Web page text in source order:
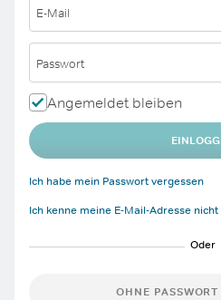
E-Mail
Passwort
Angemeldet bleiben
Ich habe mein Passwort vergessen
Ich kenne meine E-Mail-Adresse nicht
OHNE